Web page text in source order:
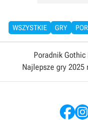
WSZYSTKIE GRY
Poradnik Gothic
Najlepsze gry 2025